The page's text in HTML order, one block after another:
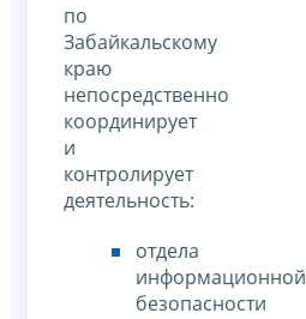
по
Забайкальскому
краю
непосредственно
координирует
и
контролирует
деятельность:
отдела
информационной
безопасности